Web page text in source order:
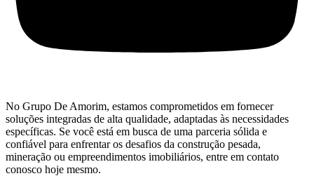
No Grupo De Amorim, estamos comprometidos em fornecer
soluções integradas de alta qualidade, adaptadas às necessidades
específicas. Se você está em busca de uma parceria sólida e
confiável para enfrentar os desafios da construção pesada,
mineração ou empreendimentos imobiliários, entre em contato
conosco hoje mesmo.